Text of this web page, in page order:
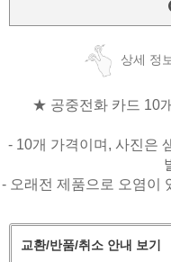
상세 정
★ 공중전화 카드 10
- 10개 가격이며, 사진은
- 오래전 제품으로 오염이
교환/반품/취소 안내 보기